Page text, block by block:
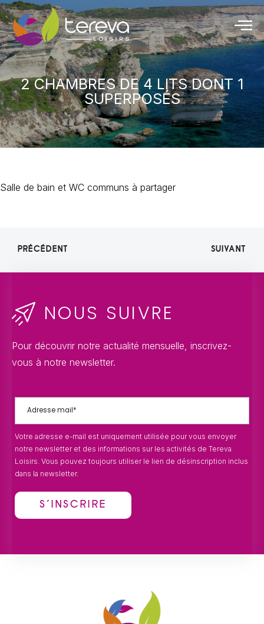
2 CHAMBRES DE 4 LITS DONT 1
SUPERPOSÉS
Salle de bain et WC communs à partager
PRÉCÉDENT SUIVANT
NOUS SUIVRE
Pour découvrir notre actualité mensuelle, inscrivez-
vous à notre newsletter.
Votre adresse e-mail est uniquement utilisée pour vous envoyer
notre newsletter et des informations sur les activités de Tereva
Loisirs. Vous pouvez toujours utiliser le lien de désinscription inclus
dans la newsletter.